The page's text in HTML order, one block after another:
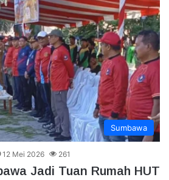
Sumbawa
12 Mei 2026 261
Jadi Tuan Rumah HUT